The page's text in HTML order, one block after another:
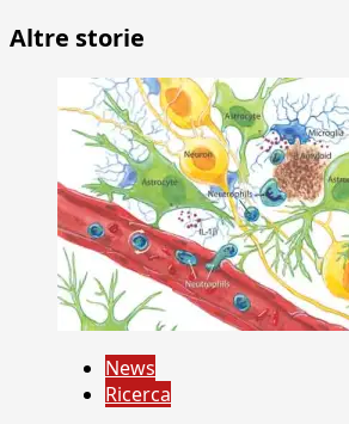
Altre storie
News
Ricerca